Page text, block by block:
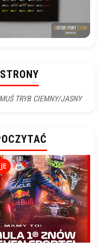
TRYB CIEMNY/JASNY